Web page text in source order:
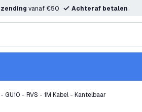
vanaf €50 Achteraf betalen
- RVS - 1M Kabel - Kantelbaar